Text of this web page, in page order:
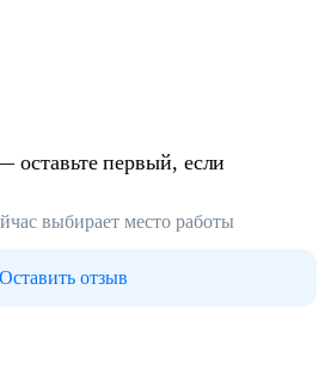
оставьте первый, если
выбирает место работы
Оставить отзыв